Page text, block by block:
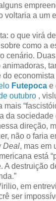
voltaria a um
o que virá
como a
cenário.
Futepoca e
outubro ,
da sociedade
direção,
não o faria
Deal, mas em
está
A destruição
em
ser